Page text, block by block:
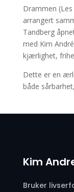
Drammen
arrangert
Tandberg
med Kim
kjærlighet,
Dette er en
både
Kim
Bruker